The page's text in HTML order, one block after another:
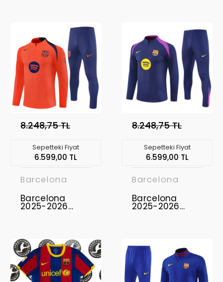
8.248,75 TL
Sepetteki Fiyat
6.599,00 TL
Barcelona
Barcelona
2025-2026
8.248,75 TL
Sepetteki Fiyat
6.599,00 TL
Barcelona
Barcelona
2025-2026